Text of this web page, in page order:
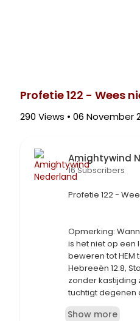
Profetie 122 - Wees
290 Views • 06 November
Amightywind
16 Subscribers
⁣Profetie 122 -
⁣Opmerking:
is het niet op een
beweren tot HEM
Hebreeën 12:8,
zonder kastijding
tuchtigt degenen
Show more